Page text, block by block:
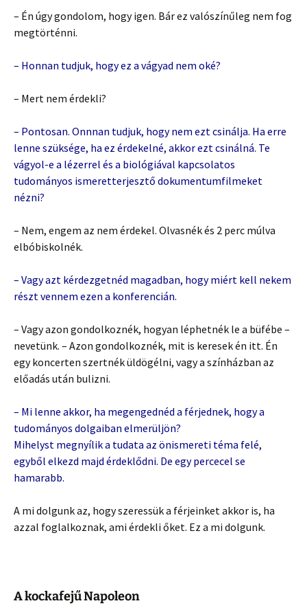
– Én úgy gondolom, hogy igen. Bár ez valószínűleg nem fog
megtörténni.
– Honnan tudjuk, hogy ez a vágyad nem oké?
– Mert nem érdekli?
– Pontosan. Onnnan tudjuk, hogy nem ezt csinálja. Ha erre
lenne szüksége, ha ez érdekelné, akkor ezt csinálná. Te
vágyol-e a lézerrel és a biológiával kapcsolatos
tudományos ismeretterjesztő dokumentumfilmeket
nézni?
– Nem, engem az nem érdekel. Olvasnék és 2 perc múlva
elbóbiskolnék.
– Vagy azt kérdezgetnéd magadban, hogy miért kell nekem
részt vennem ezen a konferencián.
– Vagy azon gondolkoznék, hogyan léphetnék le a büfébe –
nevetünk. – Azon gondolkoznék, mit is keresek én itt. Én
egy koncerten szertnék üldögélni, vagy a színházban az
előadás után bulizni.
– Mi lenne akkor, ha megengednéd a férjednek, hogy a
tudományos dolgaiban elmerüljön?
Mihelyst megnyílik a tudata az önismereti téma felé,
egyből elkezd majd érdeklődni. De egy percecel se
hamarabb.
A mi dolgunk az, hogy szeressük a férjeinket akkor is, ha
azzal foglalkoznak, ami érdekli őket. Ez a mi dolgunk.
A kockafejű Napoleon